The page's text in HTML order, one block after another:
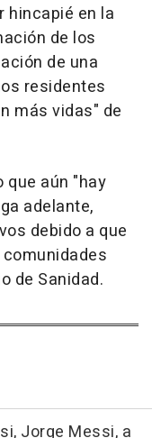
hincapié en la
de los
de una
residentes
más vidas" de
que aún "hay
adelante,
debido a que
de Sanidad.
Jorge Messi, a